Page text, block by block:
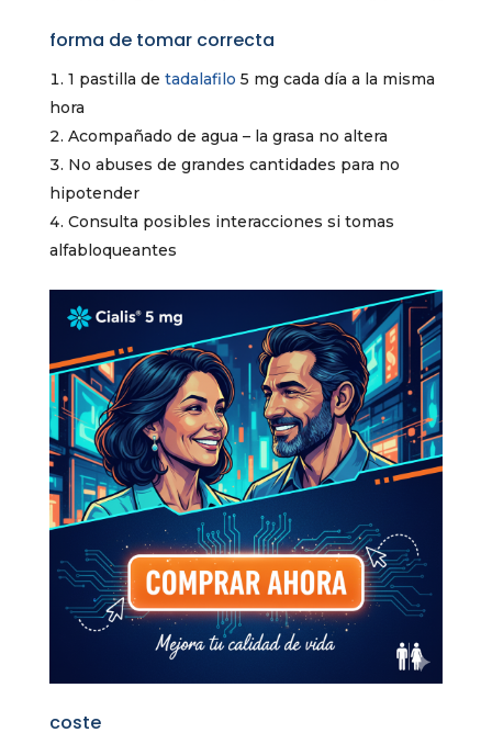
forma de tomar correcta
1 pastilla de tadalafilo 5 mg cada día a la misma
hora
Acompañado de agua – la grasa no altera
No abuses de grandes cantidades para no
hipotender
Consulta posibles interacciones si tomas
alfabloqueantes
coste